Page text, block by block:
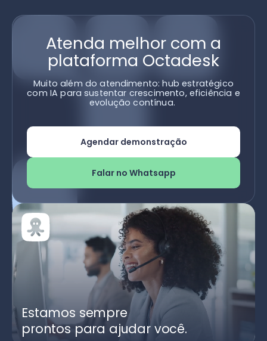
Atenda melhor com a
plataforma Octadesk
Muito além do atendimento: hub estratégico
com IA para sustentar crescimento, eficiência e
evolução contínua.
Agendar demonstração
Falar no Whatsapp
Estamos sempre
prontos para ajudar você.